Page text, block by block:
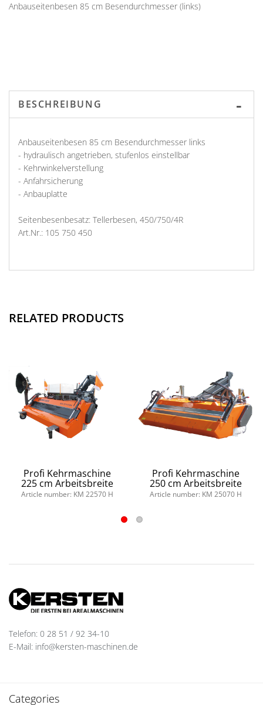
Anbauseitenbesen 85 cm Besendurchmesser (links)
BESCHREIBUNG
Anbauseitenbesen 85 cm Besendurchmesser links
- hydraulisch angetrieben, stufenlos einstellbar
- Kehrwinkelverstellung
- Anfahrsicherung
- Anbauplatte
Seitenbesenbesatz: Tellerbesen, 450/750/4R
Art.Nr.: 105 750 450
RELATED PRODUCTS
Profi Kehrmaschine
225 cm Arbeitsbreite
Article number: KM 22570 H
Profi Kehrmaschine
250 cm Arbeitsbreite
Article number: KM 25070 H
Telefon: 0 28 51 / 92 34-10
E-Mail: info@kersten-maschinen.de
Categories